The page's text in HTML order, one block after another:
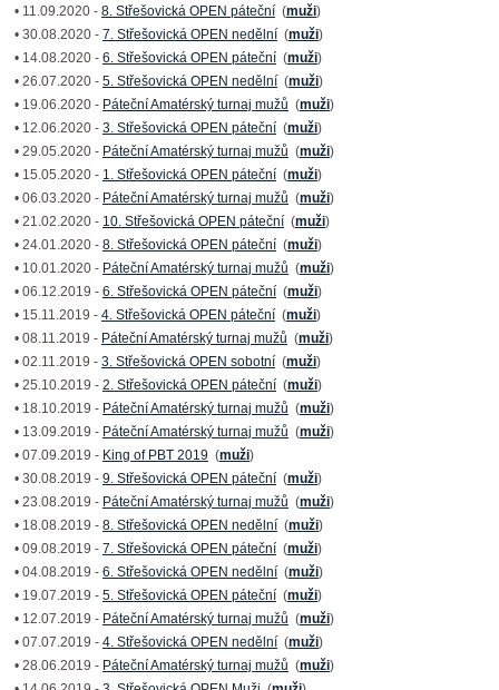
• 11.09.2020 - 8. Střešovická OPEN páteční (muži)
• 30.08.2020 - 7. Střešovická OPEN nedělní (muži)
• 14.08.2020 - 6. Střešovická OPEN páteční (muži)
• 26.07.2020 - 5. Střešovická OPEN nedělní (muži)
• 19.06.2020 - Páteční Amatérský turnaj mužů (muži)
• 12.06.2020 - 3. Střešovická OPEN páteční (muži)
• 29.05.2020 - Páteční Amatérský turnaj mužů (muži)
• 15.05.2020 - 1. Střešovická OPEN páteční (muži)
• 06.03.2020 - Páteční Amatérský turnaj mužů (muži)
• 21.02.2020 - 10. Střešovická OPEN páteční (muži)
• 24.01.2020 - 8. Střešovická OPEN páteční (muži)
• 10.01.2020 - Páteční Amatérský turnaj mužů (muži)
• 06.12.2019 - 6. Střešovická OPEN páteční (muži)
• 15.11.2019 - 4. Střešovická OPEN páteční (muži)
• 08.11.2019 - Páteční Amatérský turnaj mužů (muži)
• 02.11.2019 - 3. Střešovická OPEN sobotní (muži)
• 25.10.2019 - 2. Střešovická OPEN páteční (muži)
• 18.10.2019 - Páteční Amatérský turnaj mužů (muži)
• 13.09.2019 - Páteční Amatérský turnaj mužů (muži)
• 07.09.2019 - King of PBT 2019 (muži)
• 30.08.2019 - 9. Střešovická OPEN páteční (muži)
• 23.08.2019 - Páteční Amatérský turnaj mužů (muži)
• 18.08.2019 - 8. Střešovická OPEN nedělní (muži)
• 09.08.2019 - 7. Střešovická OPEN páteční (muži)
• 04.08.2019 - 6. Střešovická OPEN nedělní (muži)
• 19.07.2019 - 5. Střešovická OPEN páteční (muži)
• 12.07.2019 - Páteční Amatérský turnaj mužů (muži)
• 07.07.2019 - 4. Střešovická OPEN nedělní (muži)
• 28.06.2019 - Páteční Amatérský turnaj mužů (muži)